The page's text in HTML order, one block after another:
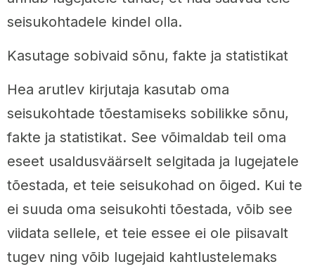
seisukohtadele kindel olla.
Kasutage sobivaid sõnu, fakte ja statistikat
Hea arutlev kirjutaja kasutab oma
seisukohtade tõestamiseks sobilikke sõnu,
fakte ja statistikat. See võimaldab teil oma
eseet usaldusväärselt selgitada ja lugejatele
tõestada, et teie seisukohad on õiged. Kui te
ei suuda oma seisukohti tõestada, võib see
viidata sellele, et teie essee ei ole piisavalt
tugev ning võib lugejaid kahtlustelemaks